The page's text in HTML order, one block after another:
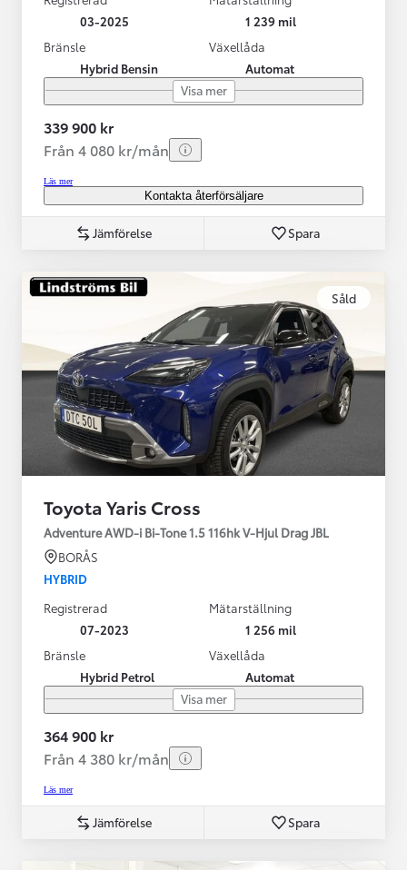
03-2025
1 239 mil
Bränsle
Hybrid Bensin
Växellåda
Automat
Visa mer
339 900 kr
Från 4 080 kr/mån
Läs mer
Kontakta återförsäljare
Jämförelse Spara
Såld
Toyota Yaris Cross
Adventure AWD-i Bi-Tone 1.5 116hk V-Hjul Drag JBL
BORÅS
HYBRID
Registrerad
07-2023
Mätarställning
1 256 mil
Bränsle
Hybrid Petrol
Växellåda
Automat
Visa mer
364 900 kr
Från 4 380 kr/mån
Läs mer
Jämförelse Spara